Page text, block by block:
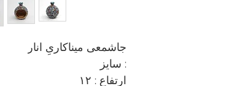
جاشمعی میناکاریِ انار
سایز :
ارتفاع : ۱۲